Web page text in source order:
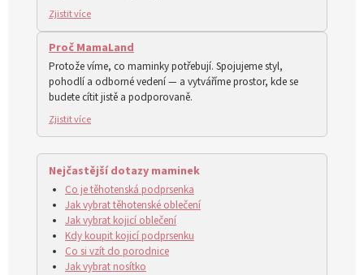
Zjistit více
Proč MamaLand
Protože víme, co maminky potřebují. Spojujeme styl,
pohodlí a odborné vedení — a vytváříme prostor, kde se
budete cítit jistě a podporovaně.
Zjistit více
Nejčastější dotazy maminek
Co je těhotenská podprsenka
Jak vybrat těhotenské oblečení
Jak vybrat kojicí oblečení
Kdy koupit kojicí podprsenku
Co si vzít do porodnice
Jak vybrat nosítko